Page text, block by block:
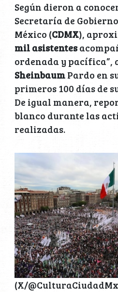
Según dieron a
Secretaría de
México (CDMX),
mil asistentes
ordenada y pacífica”,
SheinbaumPardo en
primeros 100 días de
De igual manera,
blanco durante las
realizadas.
(X/